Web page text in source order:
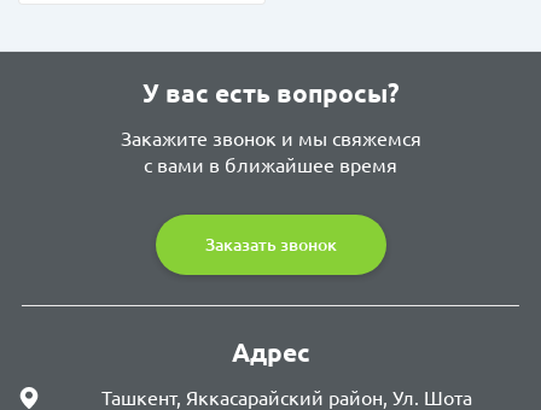
У вас есть вопросы?
Закажите звонок и мы свяжемся
с вами в ближайшее время
Заказать звонок
Адрес
Ташкент, Яккасарайский район, Ул. Шота